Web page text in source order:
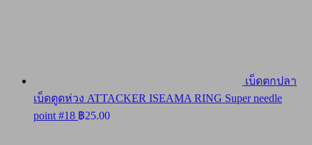
เบ็ดตกปลา
เบ็ดตูดห่วง ATTACKER ISEAMA RING Super needle
point #18 ฿25.00